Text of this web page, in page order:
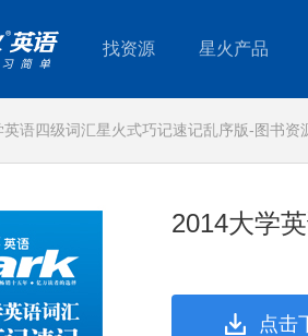
找资源 星火产品
英语四级词汇星火式巧记速记乱序版-图书资
2014大学
点击